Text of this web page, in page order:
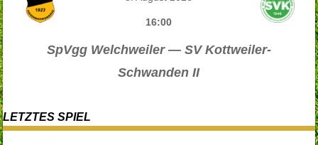
16:00
SpVgg Welchweiler — SV Kottweiler-
Schwanden II
LETZTES SPIEL